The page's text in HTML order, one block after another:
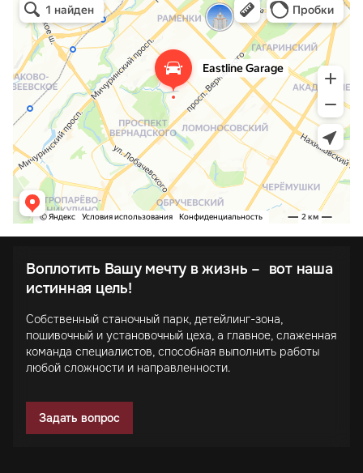
Воплотить Вашу мечту в жизнь – вот наша
истинная цель!
Собственный станочный парк, детейлинг-зона,
пошивочный и установочный цеха, а главное, слаженная
команда специалистов, способная выполнить работы
любой сложности и направленности.
Задать вопрос